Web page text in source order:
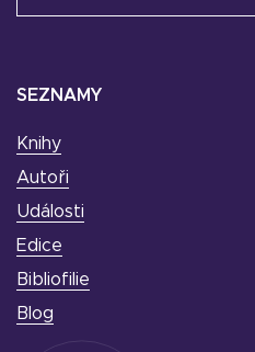
SEZNAMY
Knihy
Autoři
Události
Edice
Bibliofilie
Blog